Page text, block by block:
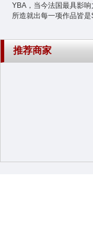
YBA，当今法国最具影
所造就出每一项作品皆
推荐商家